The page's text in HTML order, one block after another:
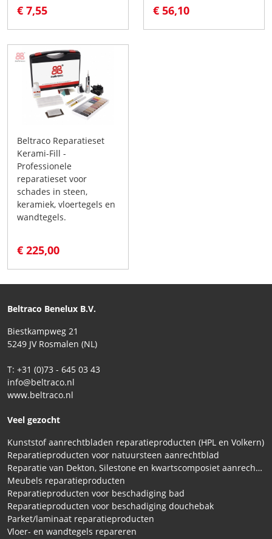
€ 7,55 € 56,10
Beltraco Reparatieset
Kerami-Fill -
Professionele
reparatieset voor
schades in steen,
keramiek, vloertegels en
wandtegels.
€ 225,00
Beltraco Benelux B.V.
Biestkampweg 21
5249 JV Rosmalen (NL)
T: +31 (0)73 - 645 03 43
info@beltraco.nl
www.beltraco.nl
Veel gezocht
Kunststof aanrechtbladen reparatieproducten (HPL en Volkern)
Reparatieproducten voor natuursteen aanrechtblad
Reparatie van Dekton, Silestone en kwartscomposiet aanrechtbladen
Meubels reparatieproducten
Reparatieproducten voor beschadiging bad
Reparatieproducten voor beschadiging douchebak
Parket/laminaat reparatieproducten
Vloer- en wandtegels repareren